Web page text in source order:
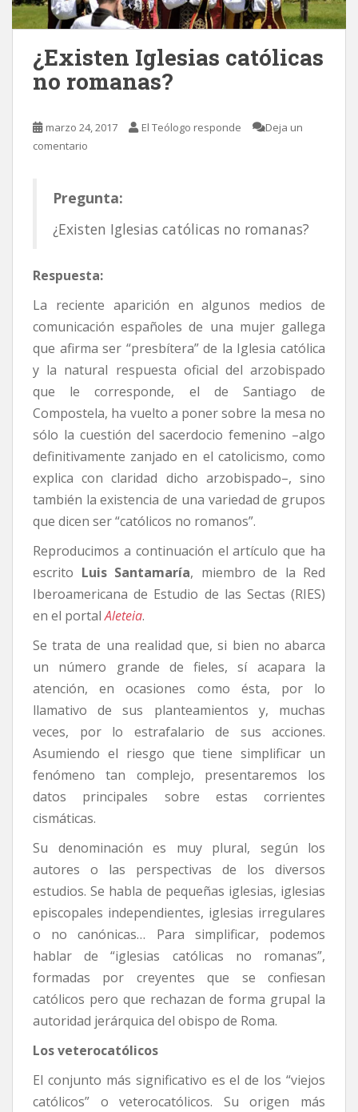
¿Existen Iglesias católicas
no romanas?
marzo 24, 2017 El Teólogo responde
Deja un
comentario
Pregunta:
¿Existen Iglesias católicas no romanas?
Respuesta:
La reciente aparición en algunos medios de
comunicación españoles de una mujer gallega
que afirma ser “presbítera” de la Iglesia católica
y la natural respuesta oficial del arzobispado
que le corresponde, el de Santiago de
Compostela, ha vuelto a poner sobre la mesa no
sólo la cuestión del sacerdocio femenino –algo
definitivamente zanjado en el catolicismo, como
explica con claridad dicho arzobispado–, sino
también la existencia de una variedad de grupos
que dicen ser “católicos no romanos”.
Reproducimos a continuación el artículo que ha
escrito Luis Santamaría, miembro de la Red
Iberoamericana de Estudio de las Sectas (RIES)
en el portalAleteia.
Se trata de una realidad que, si bien no abarca
un número grande de fieles, sí acapara la
atención, en ocasiones como ésta, por lo
llamativo de sus planteamientos y, muchas
veces, por lo estrafalario de sus acciones.
Asumiendo el riesgo que tiene simplificar un
fenómeno tan complejo, presentaremos los
datos principales sobre estas corrientes
cismáticas.
Su denominación es muy plural, según los
autores o las perspectivas de los diversos
estudios. Se habla de pequeñas iglesias, iglesias
episcopales independientes, iglesias irregulares
o no canónicas… Para simplificar, podemos
hablar de “iglesias católicas no romanas”,
formadas por creyentes que se confiesan
católicos pero que rechazan de forma grupal la
autoridad jerárquica del obispo de Roma.
Los veterocatólicos
El conjunto más significativo es el de los “viejos
católicos” o veterocatólicos. Su origen más